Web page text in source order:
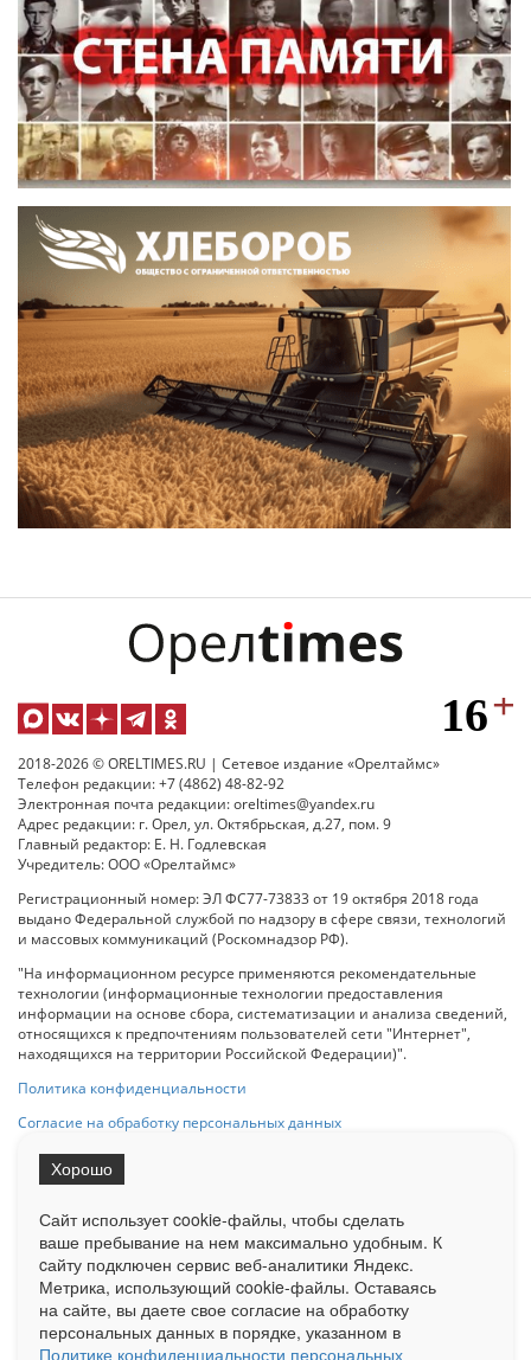
2018-2026 © ORELTIMES.RU | Сетевое издание «Орелтаймс»
Телефон редакции: +7 (4862) 48-82-92
Электронная почта редакции: oreltimes@yandex.ru
Адрес редакции: г. Орел, ул. Октябрьская, д.27, пом. 9
Главный редактор: Е. Н. Годлевская
Учредитель: ООО «Орелтаймс»
Регистрационный номер: ЭЛ ФС77-73833 от 19 октября 2018 года
выдано Федеральной службой по надзору в сфере связи, технологий
и массовых коммуникаций (Роскомнадзор РФ).
"На информационном ресурсе применяются рекомендательные
технологии (информационные технологии предоставления
информации на основе сбора, систематизации и анализа сведений,
относящихся к предпочтениям пользователей сети "Интернет",
находящихся на территории Российской Федерации)".
Политика конфиденциальности
Согласие на обработку персональных данных
При использовании любого материала с данного сайта гипер-ссылка
на Сетевое издание «ОрелТаймс» обязательна.
Ограниченная статистика посещаемости доступна на сайте
Liveinternet.ru . Подробная статистика для рекламодателей по запросу
у менеджера.
Реклама Документы О нас Контакты
Сайт использует cookie-файлы, чтобы сделать
ваше пребывание на нем максимально удобным. К
cайту подключен сервис веб-аналитики Яндекс.
Метрика, использующий cookie-файлы. Оставаясь
на сайте, вы даете свое согласие на обработку
персональных данных в порядке, указанном в
Политике конфиденциальности персональных
Хорошо